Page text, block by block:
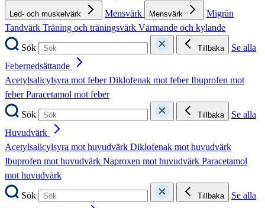
Led- och muskelvärk Mensvärk Mensvärk
Migrän
Tandvärk Träning och träningsvärk Värmande och kylande
Sök
Tillbaka
Se alla
Febernedsättande
Acetylsalicylsyra mot feberDiklofenak mot feberIbuprofen mot
feberParacetamol mot feber
Sök
Tillbaka
Se alla
Huvudvärk
Acetylsalicylsyra mot huvudvärk Diklofenak mot huvudvärk
Ibuprofen mot huvudvärk Naproxen mot huvudvärk Paracetamol
mot huvudvärk
Sök
Tillbaka
Se alla